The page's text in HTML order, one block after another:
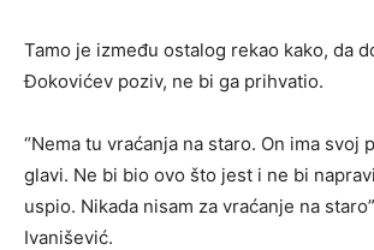
Tamo je između ostalog rekao kako, da
Đokovićev poziv, ne bi ga prihvatio.
“Nema tu vraćanja na staro. On ima svoj
glavi. Ne bi bio ovo što jest i ne bi
uspio. Nikada nisam za vraćanje na
Ivanišević.